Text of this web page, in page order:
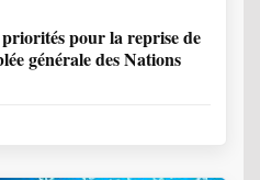
pour la reprise de
générale des Nations